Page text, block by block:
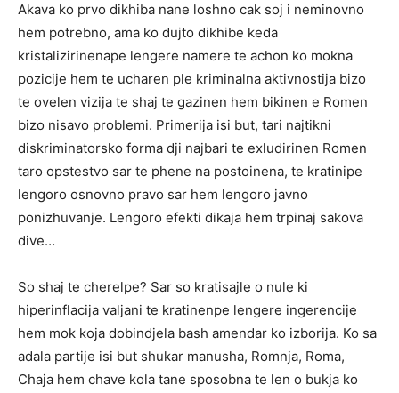
Akava ko prvo dikhiba nane loshno cak soj i neminovno
hem potrebno, ama ko dujto dikhibe keda
kristalizirinenape lengere namere te achon ko mokna
pozicije hem te ucharen ple kriminalna aktivnostija bizo
te ovelen vizija te shaj te gazinen hem bikinen e Romen
bizo nisavo problemi. Primerija isi but, tari najtikni
diskriminatorsko forma dji najbari te exludirinen Romen
taro opstestvo sar te phene na postoinena, te kratinipe
lengoro osnovno pravo sar hem lengoro javno
ponizhuvanje. Lengoro efekti dikaja hem trpinaj sakova
dive…
So shaj te cherelpe? Sar so kratisajle o nule ki
hiperinflacija valjani te kratinenpe lengere ingerencije
hem mok koja dobindjela bash amendar ko izborija. Ko sa
adala partije isi but shukar manusha, Romnja, Roma,
Chaja hem chave kola tane sposobna te len o bukja ko